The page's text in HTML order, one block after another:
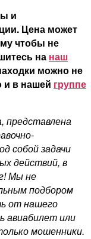
и
Цена может
чтобы не
на наш
можно не
и в нашей группе
представлена
собой задачи
действий, в
Мы не
подбором
от нашего
авиабилет или
мошенники.